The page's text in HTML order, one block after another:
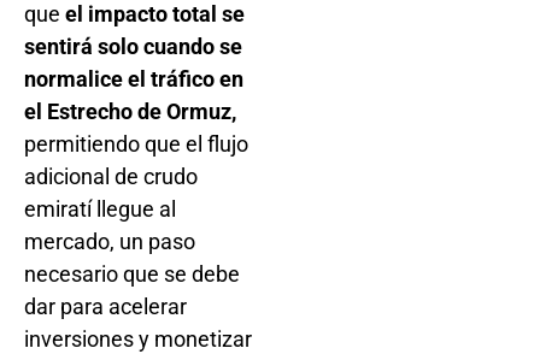
que el impacto total se
sentirá solo cuando se
normalice el tráfico en
el Estrecho de Ormuz,
permitiendo que el flujo
adicional de crudo
emiratí llegue al
mercado, un paso
necesario que se debe
dar para acelerar
inversiones y monetizar